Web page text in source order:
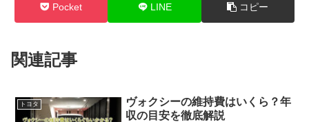
Pocket LINE コピー
関連記事
トヨタ
ヴォクシーの維持費はいくら？年
収の目安を徹底解説